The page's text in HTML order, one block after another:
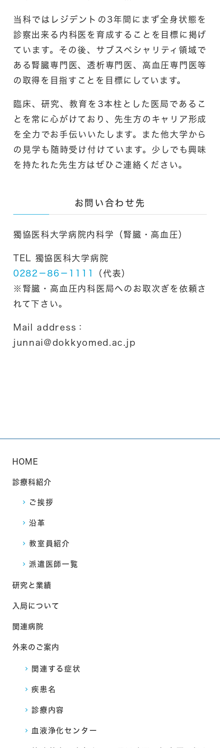
当科ではレジデントの3年間にまず全身状態を
診察出来る内科医を育成することを目標に掲げ
ています。その後、サブスペシャリティ領域で
ある腎臓専門医、透析専門医、高血圧専門医等
の取得を目指すことを目標にしています。
臨床、研究、教育を3本柱とした医局であるこ
とを常に心がけており、先生方のキャリア形成
を全力でお手伝いいたします。また他大学から
の見学も随時受け付けています。少しでも興味
を持たれた先生方はぜひご連絡ください。
お問い合わせ先
獨協医科大学病院内科学（腎臓・高血圧）
TEL 獨協医科大学病院
0282－86－1111
（代表）
※腎臓・高血圧内科医局へのお取次ぎを依頼さ
れて下さい。
Mail address：
junnai@dokkyomed.ac.jp
HOME
診療科紹介
ご挨拶
沿革
教室員紹介
派遣医師一覧
研究と業績
入局について
関連病院
外来のご案内
関連する症状
疾患名
診療内容
血液浄化センター